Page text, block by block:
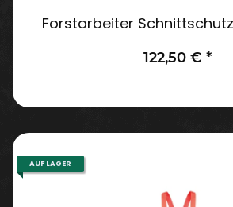
Forstarbeiter
122,50 € *
AUF LAGER